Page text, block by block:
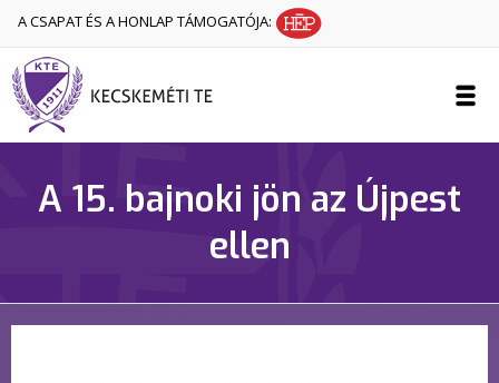
A CSAPAT ÉS A HONLAP TÁMOGATÓJA:
A 15. bajnoki jön az Újpest
ellen